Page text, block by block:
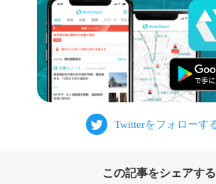
この記事をシェアする